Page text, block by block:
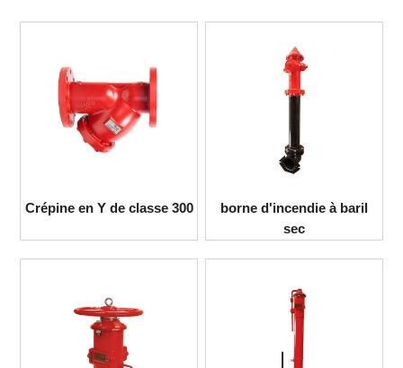
Crépine en Y de classe 300
borne d'incendie à baril
sec